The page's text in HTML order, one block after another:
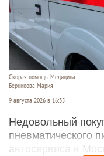
Скорая помощь. Медицина.
Берникова Мария
9 августа 2026 в 16:35
Недовольный
пневматического
автосервиса в